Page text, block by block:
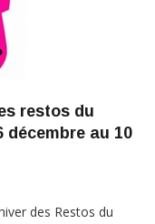
restos du
décembre au 10
des Restos du